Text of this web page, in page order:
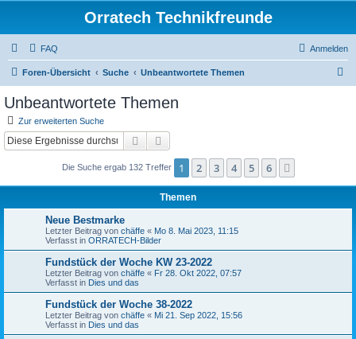
Orratech Technikfreunde
FAQ Anmelden
Foren-Übersicht Suche Unbeantwortete Themen
Unbeantwortete Themen
Zur erweiterten Suche
Suche
Die Suche ergab 132 Treffer 1 2 3 4 5 6
Themen
Neue Bestmarke
Letzter Beitrag von chäffe « Mo 8. Mai 2023, 11:15
Verfasst in ORRATECH-Bilder
Fundstück der Woche KW 23-2022
Letzter Beitrag von chäffe « Fr 28. Okt 2022, 07:57
Verfasst in Dies und das
Fundstück der Woche 38-2022
Letzter Beitrag von chäffe « Mi 21. Sep 2022, 15:56
Verfasst in Dies und das